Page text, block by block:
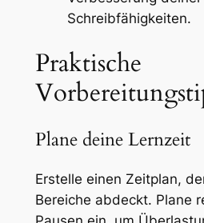
Schreibfähigkeiten.
Praktische
Plane deine Lernzeit
Erstelle einen Zeitplan,
Bereiche abdeckt. Plane